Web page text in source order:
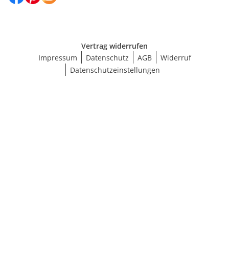
Vertrag widerrufen
Impressum
Datenschutz AGB
Widerruf
Datenschutzeinstellungen